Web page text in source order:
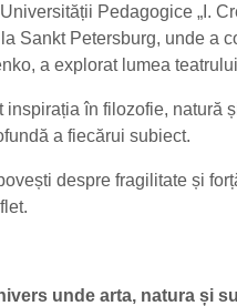
Pedagogice „I.
Sankt Petersburg, unde a
a explorat lumea
în filozofie, natură
a fiecărui subiect.
despre fragilitate și
unde arta, natura și